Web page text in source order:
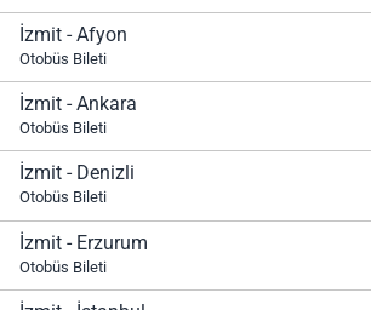
İzmit - Afyon
Otobüs Bileti
İzmit - Ankara
Otobüs Bileti
İzmit - Denizli
Otobüs Bileti
İzmit - Erzurum
Otobüs Bileti